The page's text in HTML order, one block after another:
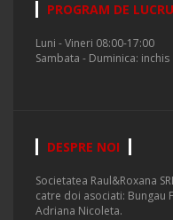
PROGRAM DE LUCRU
Luni - Vineri 08:00-17:00
Sambata - Duminica: inchis
DESPRE NOI
Societatea Raul&Roxana
catre doi asociati: Bungau
Adriana Nicoleta.